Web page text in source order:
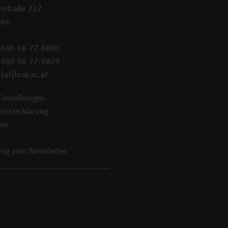
222
606 68 77-8800
606 68 77-8809
zum Newsletter